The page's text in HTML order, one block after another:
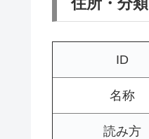
ID
名称
読み方